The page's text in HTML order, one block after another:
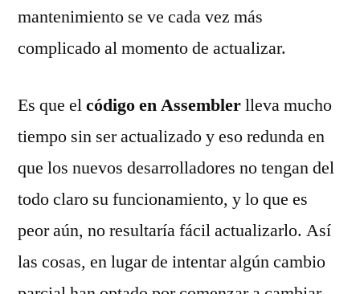
mantenimiento se ve cada vez más
complicado al momento de actualizar.
Es que elcódigo en Assemblerlleva mucho
tiempo sin ser actualizado y eso redunda en
que los nuevos desarrolladores no tengan del
todo claro su funcionamiento, y lo que es
peor aún, no resultaría fácil actualizarlo. Así
las cosas, en lugar de intentar algún cambio